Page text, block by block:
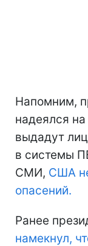
Напомним,
надеялся
выдадут
в системы
СМИ, США
опасений.
Ранее
намекнул,